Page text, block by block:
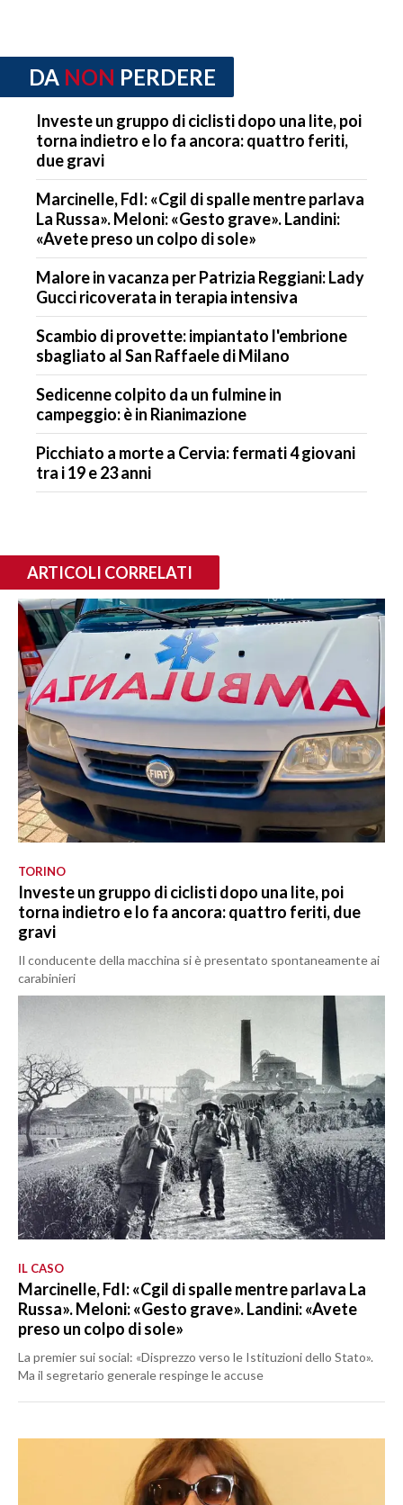
DA NON PERDERE
Investe un gruppo di ciclisti dopo una lite, poi
torna indietro e lo fa ancora: quattro feriti,
due gravi
Marcinelle, FdI: «Cgil di spalle mentre parlava
La Russa». Meloni: «Gesto grave». Landini:
«Avete preso un colpo di sole»
Malore in vacanza per Patrizia Reggiani: Lady
Gucci ricoverata in terapia intensiva
Scambio di provette: impiantato l'embrione
sbagliato al San Raffaele di Milano
Sedicenne colpito da un fulmine in
campeggio: è in Rianimazione
Picchiato a morte a Cervia: fermati 4 giovani
tra i 19 e 23 anni
ARTICOLI CORRELATI
TORINO
Investe un gruppo di ciclisti dopo una lite, poi
torna indietro e lo fa ancora: quattro feriti, due
gravi
Il conducente della macchina si è presentato spontaneamente ai
carabinieri
IL CASO
Marcinelle, FdI: «Cgil di spalle mentre parlava La
Russa». Meloni: «Gesto grave». Landini: «Avete
preso un colpo di sole»
La premier sui social: «Disprezzo verso le Istituzioni dello Stato».
Ma il segretario generale respinge le accuse